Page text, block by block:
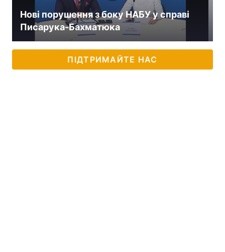
Нові порушення з боку НАБУ у справі
Писарука-Бахматюка
ПІДТРИМАЙТЕ НАС